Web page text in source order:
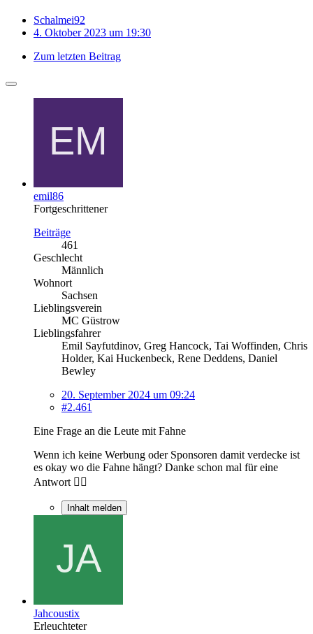
Schalmei92
4. Oktober 2023 um 19:30
Zum letzten Beitrag
emil86
Fortgeschrittener
Beiträge
461
Geschlecht
Männlich
Wohnort
Sachsen
Lieblingsverein
MC Güstrow
Lieblingsfahrer
Emil Sayfutdinov, Greg Hancock, Tai Woffinden, Chris
Holder, Kai Huckenbeck, Rene Deddens, Daniel
Bewley
20. September 2024 um 09:24
#2.461
Eine Frage an die Leute mit Fahne
Wenn ich keine Werbung oder Sponsoren damit verdecke ist
es okay wo die Fahne hängt? Danke schon mal für eine
Antwort 👍🏻
Inhalt melden
Jahcoustix
Erleuchteter